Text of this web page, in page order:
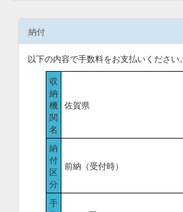
納付
以下の内容で手数料をお支払いください。
収
納
機
関
名
佐賀県
納
付
区
分
前納（受付時）
手